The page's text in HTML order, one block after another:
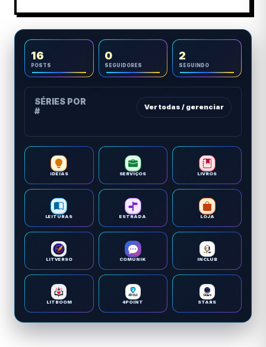
16
POSTS
0
SEGUIDORES
2
SEGUINDO
SÉRIES POR
#
Ver todas / gerenciar
IDEIAS SERVIÇOS LIVROS
LEITURAS ESTRADA LOJA
LITVERSO COMUNIK INCLUB
LITBOOM 4POINT STARS